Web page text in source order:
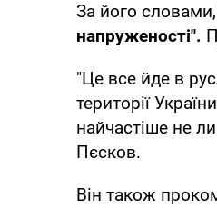
За його словами,
напруженості".
"Це все йде в
території
найчастіше не
Пєсков.
Він також